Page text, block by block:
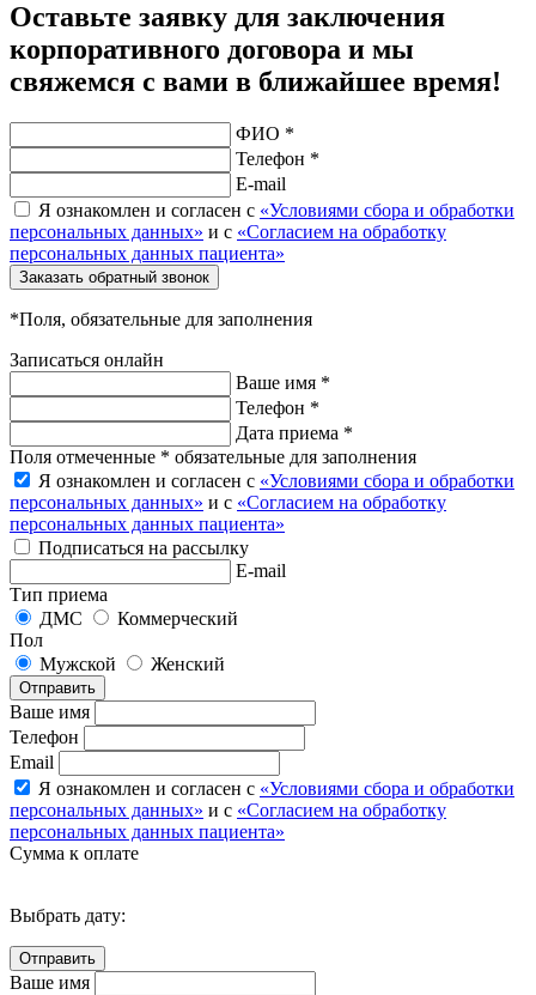
Оставьте заявку для заключения
корпоративного договора и мы
свяжемся с вами в ближайшее время!
ФИО *
Телефон *
E-mail
Я ознакомлен и согласен с «Условиями сбора и обработки
персональных данных» и с «Согласием на обработку
персональных данных пациента»
Заказать обратный звонок
*Поля, обязательные для заполнения
Записаться онлайн
Ваше имя *
Телефон *
Дата приема *
Поля отмеченные * обязательные для заполнения
Я ознакомлен и согласен с «Условиями сбора и обработки
персональных данных» и с «Согласием на обработку
персональных данных пациента»
Подписаться на рассылку
E-mail
Тип приема
ДМС
Коммерческий
Пол
Мужской
Женский
Отправить
Ваше имя
Телефон
Email
Я ознакомлен и согласен с «Условиями сбора и обработки
персональных данных» и с «Согласием на обработку
персональных данных пациента»
Сумма к оплате
Выбрать дату:
Ваше имя